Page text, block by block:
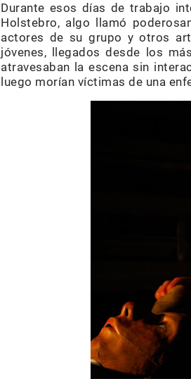
Durante esos días de trabajo
Holstebro, algo llamó
actores de su grupo y otros
jóvenes, llegados desde los
atravesaban la escena sin
luego morían víctimas de una